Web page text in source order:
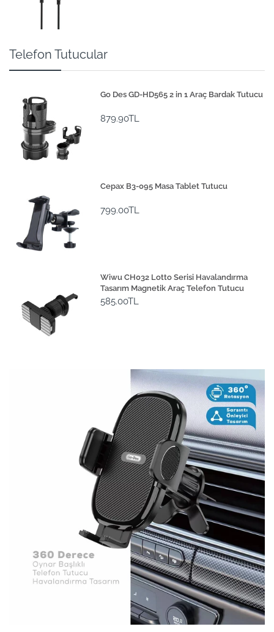
Telefon Tutucular
Go Des GD-HD565 2 in 1 Araç Bardak Tutucu
879.90TL
Cepax B3-095 Masa Tablet Tutucu
799.00TL
Wiwu CH032 Lotto Serisi Havalandırma
Tasarım Magnetik Araç Telefon Tutucu
585.00TL